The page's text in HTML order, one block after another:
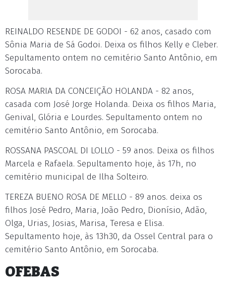
REINALDO RESENDE DE GODOI - 62 anos, casado com
Sônia Maria de Sá Godoi. Deixa os filhos Kelly e Cleber.
Sepultamento ontem no cemitério Santo Antônio, em
Sorocaba.
ROSA MARIA DA CONCEIÇÃO HOLANDA - 82 anos,
casada com José Jorge Holanda. Deixa os filhos Maria,
Genival, Glória e Lourdes. Sepultamento ontem no
cemitério Santo Antônio, em Sorocaba.
ROSSANA PASCOAL DI LOLLO - 59 anos. Deixa os filhos
Marcela e Rafaela. Sepultamento hoje, às 17h, no
cemitério municipal de Ilha Solteiro.
TEREZA BUENO ROSA DE MELLO - 89 anos. deixa os
filhos José Pedro, Maria, João Pedro, Dionísio, Adão,
Olga, Urias, Josias, Marisa, Teresa e Elisa.
Sepultamento hoje, às 13h30, da Ossel Central para o
cemitério Santo Antônio, em Sorocaba.
OFEBAS